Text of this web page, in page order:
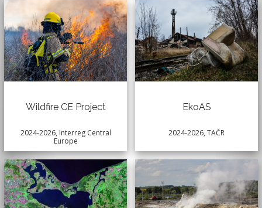
Wildfire CE Project
2024-2026, Interreg Central
Europe
EkoAS
2024-2026, TAČR